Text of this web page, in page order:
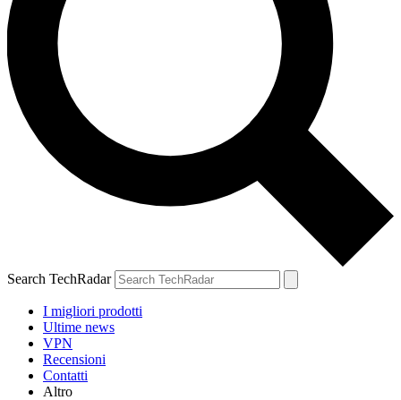
Search TechRadar
I migliori prodotti
Ultime news
VPN
Recensioni
Contatti
Altro